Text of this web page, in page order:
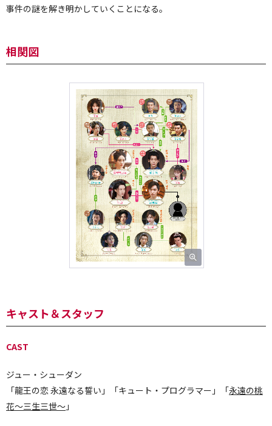
事件の謎を解き明かしていくことになる。
相関図
キャスト＆スタッフ
CAST
ジュー・シューダン
「龍王の恋 永遠なる誓い」「キュート・プログラマー」「永遠の桃
花～三生三世～ 」